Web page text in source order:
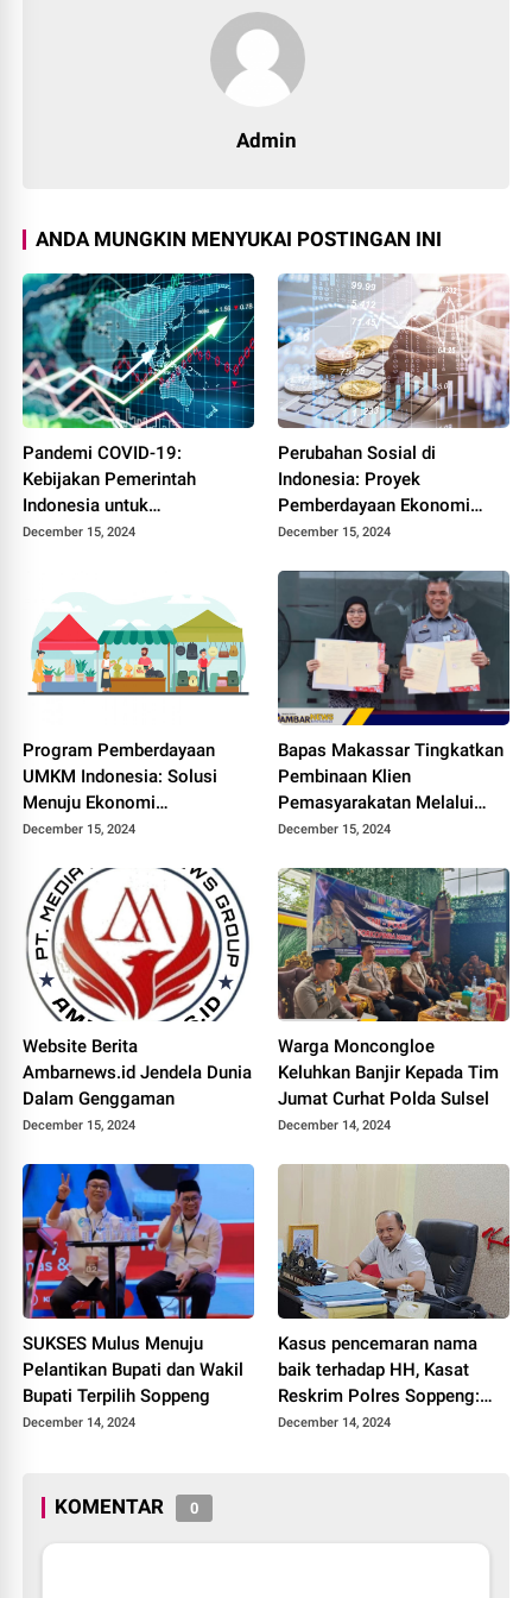
Admin
ANDA MUNGKIN MENYUKAI POSTINGAN INI
Pandemi COVID-19:
Kebijakan Pemerintah
Indonesia untuk
Mempercepat Pemulihan
December 15, 2024
Perubahan Sosial di
Indonesia: Proyek
Pemberdayaan Ekonomi
Digital di Daerah Tertinggal
December 15, 2024
Program Pemberdayaan
UMKM Indonesia: Solusi
Menuju Ekonomi
Berkelanjutan
December 15, 2024
Bapas Makassar Tingkatkan
Pembinaan Klien
Pemasyarakatan Melalui
Kerja Sama dengan 10 Mitra
December 15, 2024
Website Berita
Ambarnews.id Jendela Dunia
Dalam Genggaman
December 15, 2024
Warga Moncongloe
Keluhkan Banjir Kepada Tim
Jumat Curhat Polda Sulsel
December 14, 2024
SUKSES Mulus Menuju
Pelantikan Bupati dan Wakil
Bupati Terpilih Soppeng
December 14, 2024
Kasus pencemaran nama
baik terhadap HH, Kasat
Reskrim Polres Soppeng:
Hari Ini Pemanggilan Saksi
December 14, 2024
KOMENTAR 0